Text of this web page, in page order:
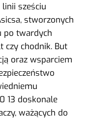
sześciu
stworzonych
po twardych
czy chodnik. But
oraz wsparciem
13 doskonale
ważących do